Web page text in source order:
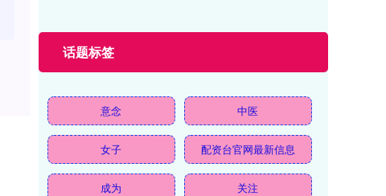
话题标签
意念 中医
女子 配资台官网最新信息
成为 关注